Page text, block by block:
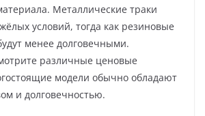
Металлические траки
условий, тогда как резиновые
менее долговечными.
различные ценовые
модели обычно обладают
и долговечностью.